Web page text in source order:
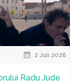
2 Jun 2026
Radu Jude